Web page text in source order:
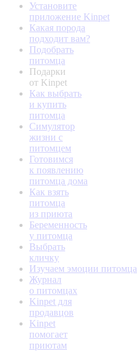
Установите
приложение Kinpet
Какая порода
подходит вам?
Подобрать
питомца
Подарки
от Kinpet
Как выбрать
и купить
питомца
Симулятор
жизни с
питомцем
Готовимся
к появлению
питомца дома
Как взять
питомца
из приюта
Беременность
у питомца
Выбрать
кличку
Изучаем эмоции питомца
Журнал
о питомцах
Kinpet для
продавцов
Kinpet
помогает
приютам